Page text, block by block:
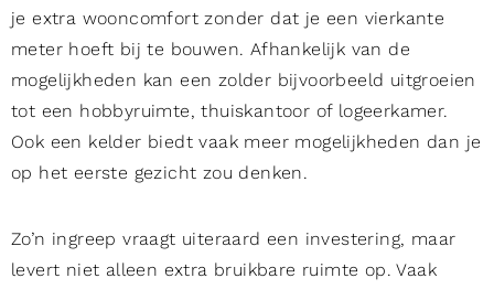
je extra wooncomfort zonder dat je een vierkante
meter hoeft bij te bouwen. Afhankelijk van de
mogelijkheden kan een zolder bijvoorbeeld uitgroeien
tot een hobbyruimte, thuiskantoor of logeerkamer.
Ook een kelder biedt vaak meer mogelijkheden dan je
op het eerste gezicht zou denken.
Zo’n ingreep vraagt uiteraard een investering, maar
levert niet alleen extra bruikbare ruimte op. Vaak